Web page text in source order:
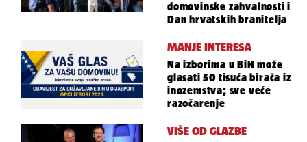
domovinske zahvalnosti i
Dan hrvatskih branitelja
MANJE INTERESA
Na izborima u BiH može
glasati 50 tisuća birača iz
inozemstva; sve veće
razočarenje
VIŠE OD GLAZBE